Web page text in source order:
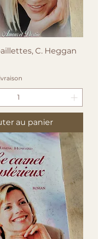
C. Heggan
au panier